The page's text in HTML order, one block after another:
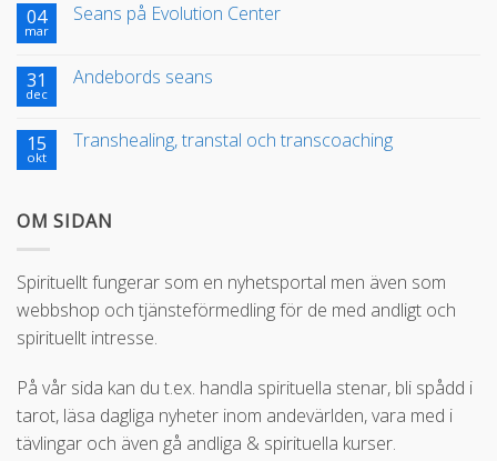
04
mar
Seans på Evolution Center
31
dec
Andebords seans
15
okt
Transhealing, transtal och transcoaching
OM SIDAN
Spirituellt fungerar som en nyhetsportal men även som
webbshop och tjänsteförmedling för de med andligt och
spirituellt intresse.
På vår sida kan du t.ex. handla spirituella stenar, bli spådd i
tarot, läsa dagliga nyheter inom andevärlden, vara med i
tävlingar och även gå andliga & spirituella kurser.